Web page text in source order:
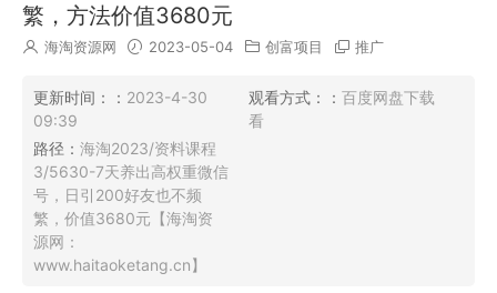
繁，方法价值3680元
海淘资源网 2023-05-04 创富项目 推广
更新时间：： 2023-4-30
09:39
观看方式：： 百度网盘下载
看
路径： 海淘2023/资料课程
3/5630-7天养出高权重微信
号，日引200好友也不频
繁，价值3680元【海淘资
源网：
www.haitaoketang.cn】